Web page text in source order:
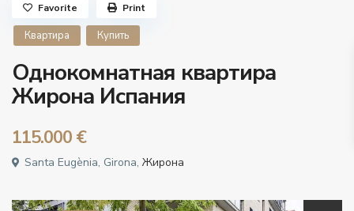
Квартира Купить
Однокомнатная квартира
Жирона Испания
115.000 €
Santa Eugènia, Girona,Жирона
Favorite Print